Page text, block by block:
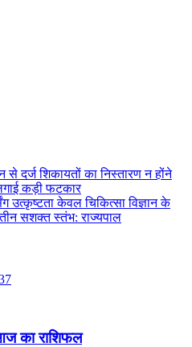
से दर्ज शिकायतों का निस्तारण न होंने
कड़ी फटकार
उत्कृष्टता केवल चिकित्सा विज्ञान के
तीन सशक्त स्तंभ: राज्यपाल
का राशिफल